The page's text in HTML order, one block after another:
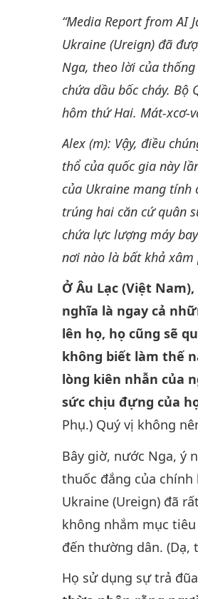
“Media Report from AI
Ukraine (Ureign) đã
Nga, theo lời của
chứa dầu bốc cháy. Bộ
hôm thứ Hai. Mát-xcơ-
Alex (m): Vậy, điều
thổ của quốc gia này
của Ukraine mang
trúng hai căn cứ quân
chứa lực lượng máy
nơi nào là bất khả xâm
Ở Âu Lạc (Việt
nghĩa là ngay cả
lên họ, họ cũng sẽ
không biết làm thế
lòng kiên nhẫn của
sức chịu đựng của
Phụ.) Quý vị không
Bây giờ, nước Nga, ý
thuốc đắng của
Ukraine (Ureign) đã
không nhắm mục
đến thường dân. (Dạ,
Họ sử dụng sự trả